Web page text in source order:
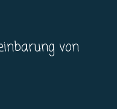
von